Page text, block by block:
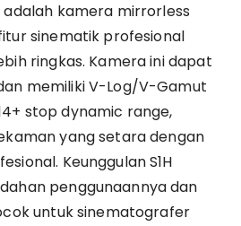
adalah kamera mirrorless
sinematik profesional
ringkas. Kamera ini dapat
memiliki V-Log/V-Gamut
stop dynamic range,
yang setara dengan
Keunggulan S1H
penggunaannya dan
untuk sinematografer